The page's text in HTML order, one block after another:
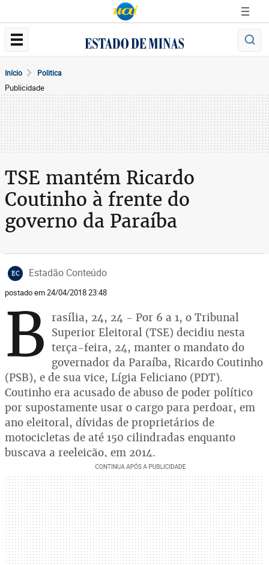
Início Politica
Publicidade
TSE mantém Ricardo
Coutinho à frente do
governo da Paraíba
EC Estadão Conteúdo
postado em 24/04/2018 23:48
B rasília, 24, 24 - Por 6 a 1, o Tribunal
Superior Eleitoral (TSE) decidiu nesta
terça-feira, 24, manter o mandato do
governador da Paraíba, Ricardo Coutinho
(PSB), e de sua vice, Lígia Feliciano (PDT).
Coutinho era acusado de abuso de poder político
por supostamente usar o cargo para perdoar, em
ano eleitoral, dívidas de proprietários de
motocicletas de até 150 cilindradas enquanto
buscava a reeleição, em 2014.